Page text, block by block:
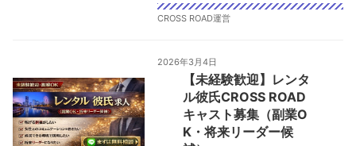
CROSS ROAD運営
2026年3月4日
【未経験歓迎】レンタ
ル彼氏CROSS ROAD
キャスト募集（副業O
K・将来リーダー候